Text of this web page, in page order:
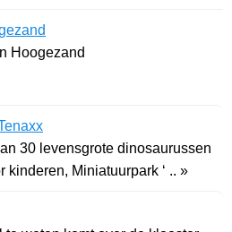
Hoogezand
30 levensgrote dinosaurussen
kinderen, Miniatuurpark ‘ .. »